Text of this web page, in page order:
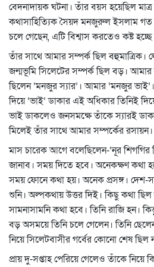
বেদনাদায়ক ঘটনা। তাঁর বয়স হয়েছিল
কথাসাহিত্যিক সৈয়দ মনজুরুল ইসলাম
চলে গেছেন, এটি বিশ্বাস করতেও কষ্ট
তাঁর সাথে আমার সম্পর্ক ছিল বহুমাত্রিক।
জন্মভূমি সিলেটের সম্পর্ক ছিল বড়।
ছিলেন ‘মনজুর স্যার’। আমার ‘মনজুর
দিয়ে ‘ভাই’ ডাকার এই অধিকার তিনিই
ভাই ডাকলেও জনসমক্ষে তাঁকে স্যারই
মিলেই তাঁর সাথে আমার সম্পর্কের রসায়ন।
মাস চারেক আগে বলেছিলেন-‘নূর
জানাব। সময় দিতে হবে। অনেকক্ষণ কথা
সময় ফোনে কথা হয়। অনেক প্রসঙ্গ। দেশ-
শুনি। অল্পকথায় উত্তর দিই। কিছু কথা
সামনাসামনি কথা হবে। তিনি রাজি হন।
বড় অসময়ে তিনি চলে গেলেন। তিনি
নিয়ে সিলেটবাসীর গর্বের কোনো শেষ ছিল
প্রায় দু-সপ্তাহ পেরিয়ে গেলেও তাঁকে নিয়ে